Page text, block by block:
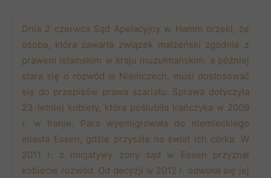
Dnia 2 czerwca Sąd Apelacyjny w Hamm orzekł, że
osoba, która zawarła związek małżeński zgodnie z
prawem islamskim w kraju muzułmańskim, a później
stara się o rozwód w Niemczech, musi dostosować
się do przepisów prawa szariatu. Sprawa dotyczyła
23-letniej kobiety, która poślubiła Irańczyka w 2009
r. w Iranie. Para wyemigrowała do niemieckiego
miasta Essen, gdzie przyszła na świat ich córka. W
2011 r. z inicjatywy żony sąd w Essen przyznał
kobiecie rozwód. Od decyzji w 2012 r. odwołał się jej